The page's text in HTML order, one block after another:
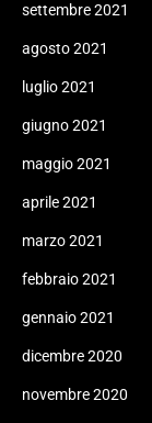
settembre 2021
agosto 2021
luglio 2021
giugno 2021
maggio 2021
aprile 2021
marzo 2021
febbraio 2021
gennaio 2021
dicembre 2020
novembre 2020